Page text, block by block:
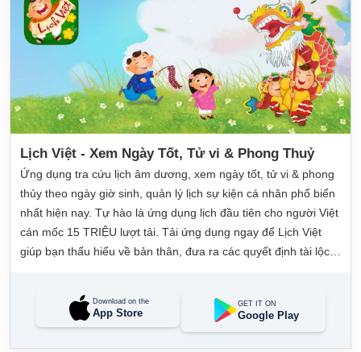
Lịch Việt - Xem Ngày Tốt, Tử vi & Phong Thuỷ
Ứng dụng tra cứu lịch âm dương, xem ngày tốt, tử vi & phong
thủy theo ngày giờ sinh, quản lý lịch sự kiện cá nhân phổ biến
nhất hiện nay. Tự hào là ứng dụng lịch đầu tiên cho người Việt
cán mốc 15 TRIỆU lượt tải. Tải ứng dụng ngay để Lịch Việt
giúp bạn thấu hiểu về bản thân, đưa ra các quyết định tài lộc,
Download on the
App Store
GET IT ON
Google Play